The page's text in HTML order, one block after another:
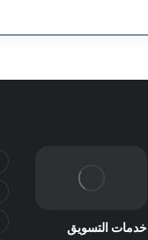
خدمات التسويق